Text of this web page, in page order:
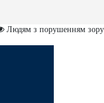
Людям з порушенням зору